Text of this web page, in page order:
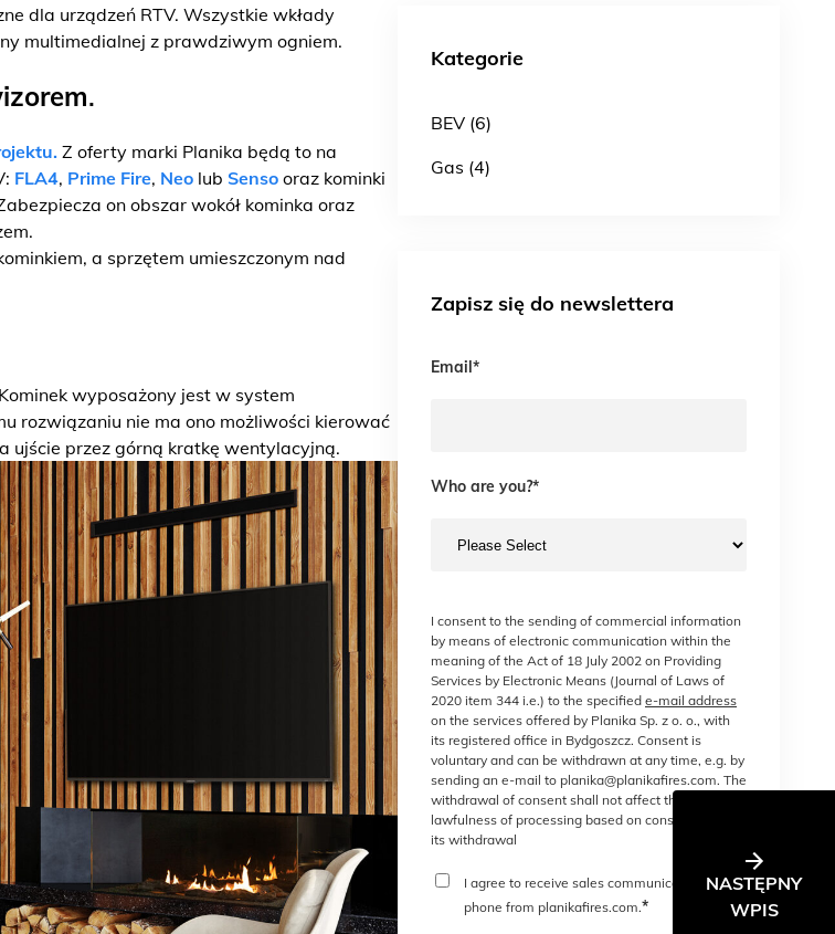
NASTĘPNY
WPIS
dla urządzeń RTV. Wszystkie wkłady
multimedialnej z prawdziwym ogniem.
.
Z oferty marki Planika będą to na
FLA4, Prime Fire, Neo lub Senso oraz kominki
on obszar wokół kominka oraz
a sprzętem umieszczonym nad
wyposażony jest w system
rozwiązaniu nie ma ono możliwości kierować
ujście przez górną kratkę wentylacyjną.
Kategorie
BEV (6)
Gas (4)
Zapisz się do newslettera
Email*
Who are you?*
I consent to the sending of commercial information
by means of electronic communication within the
meaning of the Act of 18 July 2002 on Providing
Services by Electronic Means (Journal of Laws of
2020 item 344 i.e.) to the specified e-mail address
on the services offered by Planika Sp. z o. o., with
its registered office in Bydgoszcz. Consent is
voluntary and can be withdrawn at any time, e.g. by
sending an e-mail to planika@planikafires.com. The
withdrawal of consent shall not affect the
lawfulness of processing based on consent before
its withdrawal
I agree to receive sales communications or
phone from planikafires.com.*